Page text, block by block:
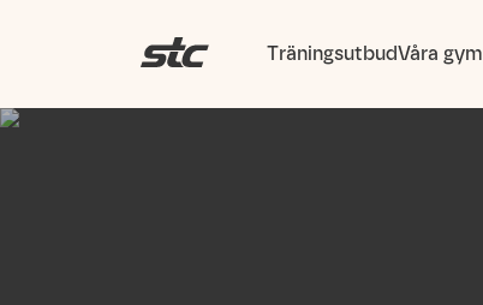
TräningsutbudVåra gym